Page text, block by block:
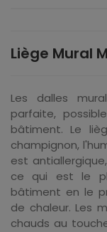
Liège Mural
Les dalles
parfaite,
bâtiment. Le
champignon,
est
ce qui est le
bâtiment en le
de chaleur. Les
chauds au